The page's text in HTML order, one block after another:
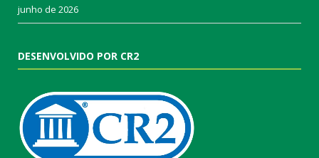
junho de 2026
DESENVOLVIDO POR CR2